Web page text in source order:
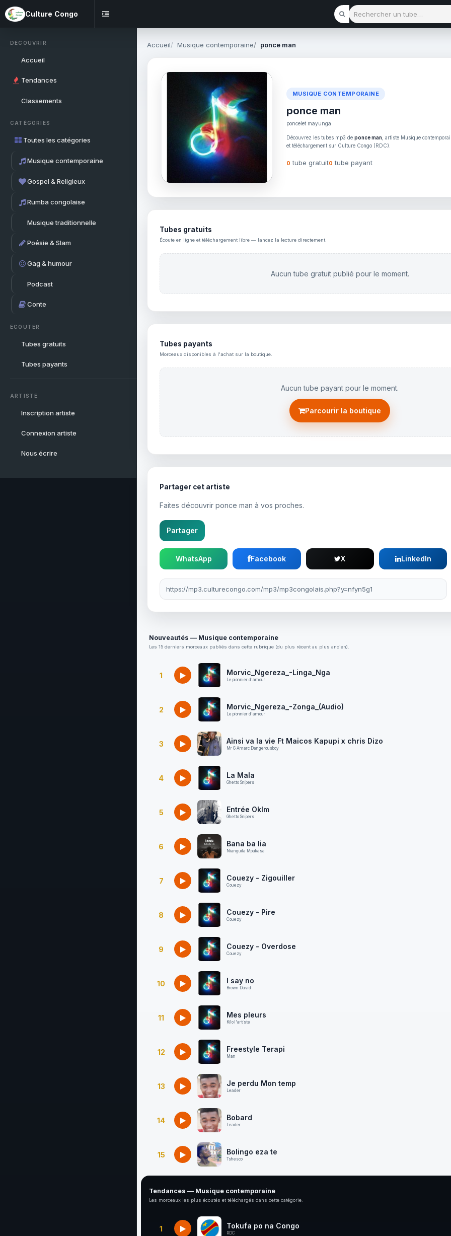
Culture Congo
Rechercher un tube
DÉCOUVRIR
Accueil
Tendances
Classements
CATÉGORIES
Toutes les catégories
Musique contemporaine
Gospel & Religieux
Rumba congolaise
Musique traditionnelle
Poésie & Slam
Gag & humour
Podcast
Conte
ÉCOUTER
Tubes gratuits
Tubes payants
ARTISTE
Inscription artiste
Connexion artiste
Nous écrire
Accueil Musique contemporaine ponce man
MUSIQUE CONTEMPORAINE
ponce man
poncelet mayunga
Découvrez les tubes mp3 de ponce man , artiste Musique
et téléchargement sur Culture Congo (RDC).
0 tube gratuit0 tube payant
Tubes gratuits
Écoute en ligne et téléchargement libre — lancez la lecture directement.
Aucun tube gratuit publié pour le moment.
Tubes payants
Morceaux disponibles à l'achat sur la boutique.
Aucun tube payant pour le moment.
Parcourir la boutique
Partager cet artiste
Faites découvrir ponce man à vos proches.
Partager
WhatsApp Facebook X LinkedIn
Lien à partager
Nouveautés — Musique contemporaine
Les 15 derniers morceaux publiés dans cette rubrique (du plus récent au plus ancien).
1 Morvic_Ngereza_-Linga_Nga
Le pionnier d'amour
2 Morvic_Ngereza_-Zonga_(Audio)
Le pionnier d'amour
3 Ainsi va la vie Ft Maicos Kapupi x chris Dizo
Mr G Amarc Dangerousboy
4 La Mala
Ghetto Snipers
5 Entrée Oklm
Ghetto Snipers
6 Bana ba lia
Nianguila Mpakasa
7 Couezy - Zigouiller
Couezy
8 Couezy - Pire
Couezy
9 Couezy - Overdose
Couezy
10 I say no
Brown David
11 Mes pleurs
Kilo l'artiste
12 Freestyle Terapi
Man
13 Je perdu Mon temp
Leader
14 Bobard
Leader
15 Bolingo eza te
Tshesco
Tendances — Musique contemporaine
Les morceaux les plus écoutés et téléchargés dans cette catégorie.
1 Tokufa po na Congo
RDC